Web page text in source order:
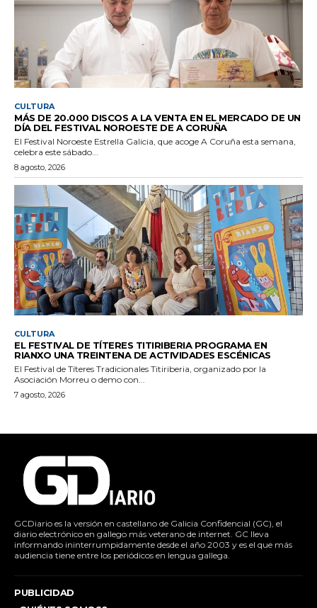
CULTURA
MÁS DE 20.000 DISCOS A LA VENTA EN EL MERCADO DE UN
DÍA DEL FESTIVAL NOROESTE DE A CORUÑA
El Festival Noroeste Estrella Galicia, que acoge A Coruña esta semana,
celebra este sábado...
8 agosto, 2026
CULTURA
EL FESTIVAL DE TÍTERES TITIRIBERIA PROGRAMA EN
RIANXO UNA TREINTENA DE ACTIVIDADES ESCÉNICAS
El Festival de Títeres Tradicionales Titiriberia, organizado por la
Asociación Morreu o demo con...
7 agosto, 2026
GCDiario es la versión en castellano de Galicia Confidencial (GC), el
diario electrónico en gallego más veterano de internet. GC lleva
informando ininterrumpidamente desde el año 2003 y es el que más
audiencia tiene entre los periódicos en lengua gallega.
PUBLICIDAD